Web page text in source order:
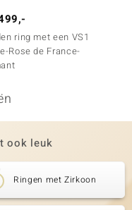
ring met een VS1
Rose de France-
ook leuk
Ringen met Zirkoon